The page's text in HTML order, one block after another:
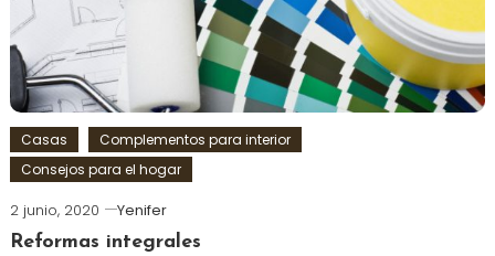
Casas
Complementos para interior
Consejos para el hogar
2 junio, 2020
Yenifer
Reformas integrales